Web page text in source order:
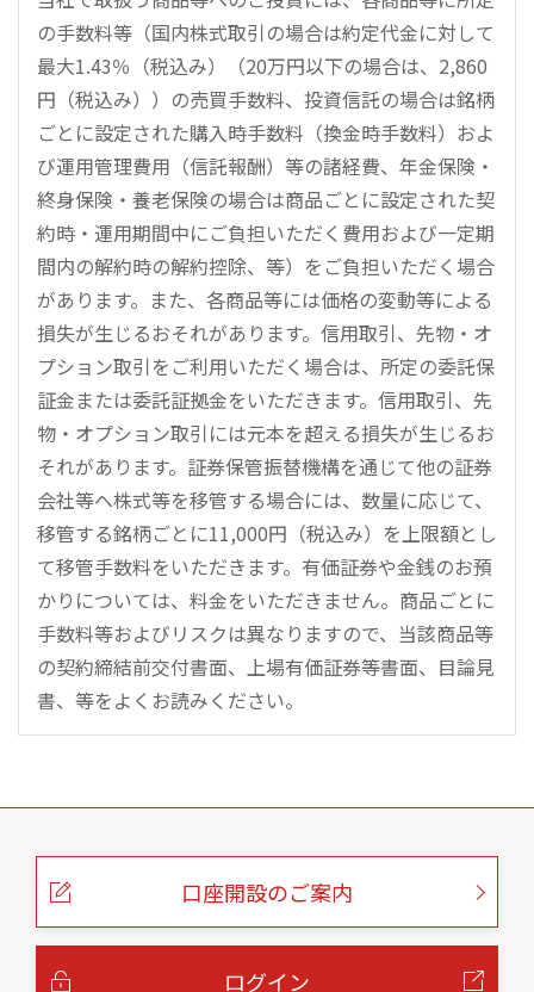
の手数料等（国内株式取引の場合は約定代金に対して
最大1.43％（税込み）（20万円以下の場合は、2,860
円（税込み））の売買手数料、投資信託の場合は銘柄
ごとに設定された購入時手数料（換金時手数料）およ
び運用管理費用（信託報酬）等の諸経費、年金保険・
終身保険・養老保険の場合は商品ごとに設定された契
約時・運用期間中にご負担いただく費用および一定期
間内の解約時の解約控除、等）をご負担いただく場合
があります。また、各商品等には価格の変動等による
損失が生じるおそれがあります。信用取引、先物・オ
プション取引をご利用いただく場合は、所定の委託保
証金または委託証拠金をいただきます。信用取引、先
物・オプション取引には元本を超える損失が生じるお
それがあります。証券保管振替機構を通じて他の証券
会社等へ株式等を移管する場合には、数量に応じて、
移管する銘柄ごとに11,000円（税込み）を上限額とし
て移管手数料をいただきます。有価証券や金銭のお預
かりについては、料金をいただきません。商品ごとに
手数料等およびリスクは異なりますので、当該商品等
の契約締結前交付書面、上場有価証券等書面、目論見
書、等をよくお読みください。
こ
口座開設のご案内
ログイン